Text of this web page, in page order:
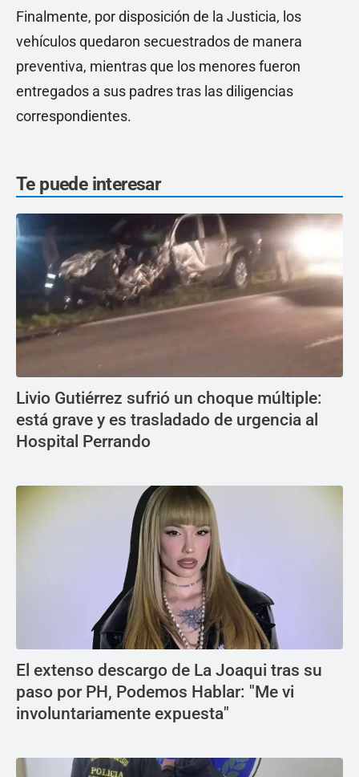
Finalmente, por disposición de la Justicia, los
vehículos quedaron secuestrados de manera
preventiva, mientras que los menores fueron
entregados a sus padres tras las diligencias
correspondientes.
Te puede interesar
Livio Gutiérrez sufrió un choque múltiple:
está grave y es trasladado de urgencia al
Hospital Perrando
El extenso descargo de La Joaqui tras su
paso por PH, Podemos Hablar: "Me vi
involuntariamente expuesta"